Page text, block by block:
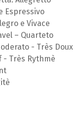
Espressivo
e Vivace
– Quarteto
- Très Doux
- Très Rythmè